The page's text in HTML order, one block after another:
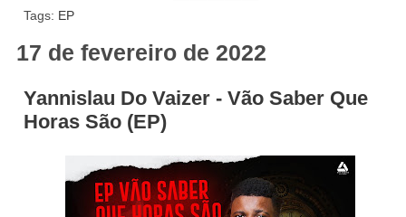
Tags: EP
17 de fevereiro de 2022
Yannislau Do Vaizer - Vão Saber Que
Horas São (EP)